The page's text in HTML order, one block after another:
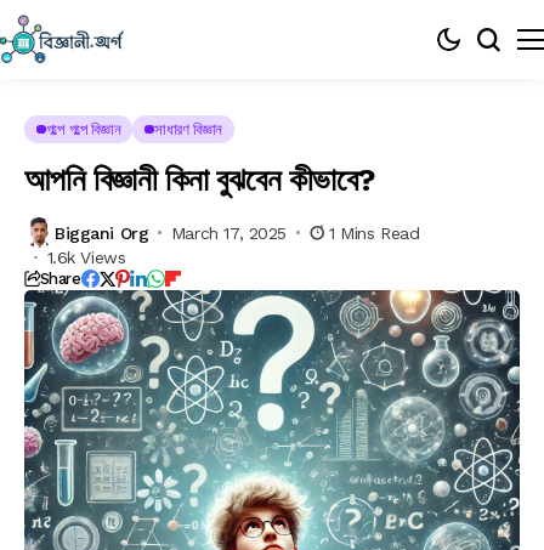
গল্পে গল্পে বিজ্ঞান সাধারণ বিজ্ঞান
আপনি বিজ্ঞানী কিনা বুঝবেন কীভাবে?
Biggani Org March 17, 2025
1 Mins Read
1.6k Views
Share